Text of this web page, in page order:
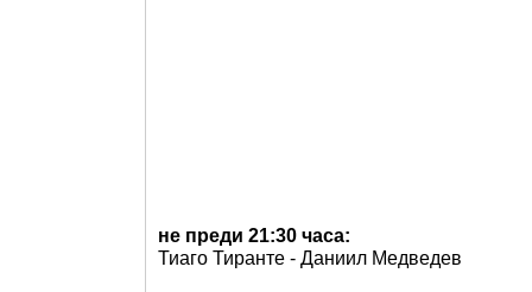
не преди 21:30 часа:
Тиаго Тиранте - Даниил Медведев